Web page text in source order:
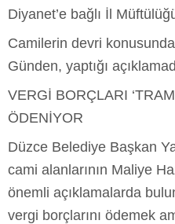
Diyanet’e bağlı İl
Camilerin devri
Günden, yaptığı
VERGİ BORÇLARI
ÖDENİYOR
Düzce Belediye Başkan
cami alanlarının Maliye
önemli açıklamalarda
vergi borçlarını ödemek